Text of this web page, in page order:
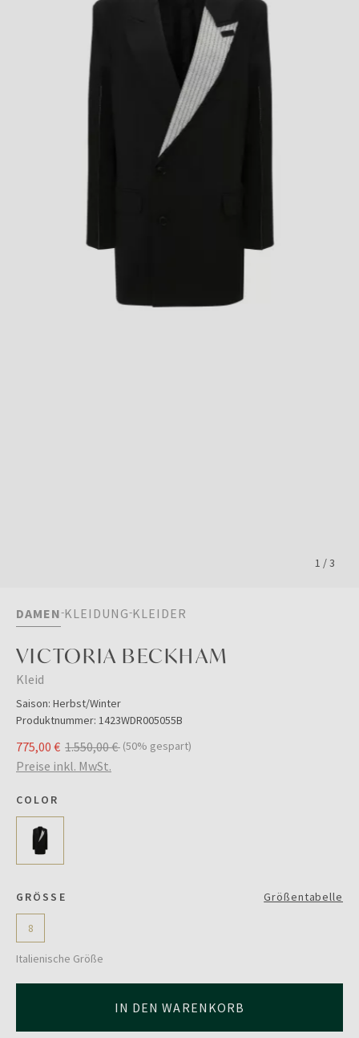
1 /3
DAMEN KLEIDUNG KLEIDER
VICTORIA BECKHAM
Kleid
Saison: Herbst/Winter
Produktnummer: 1423WDR005055B
775,00 € 1.550,00 € (50% gespart)
Preise inkl. MwSt.
COLOR
GRÖSSE Größentabelle
8
Italienische Größe
IN DEN WARENKORB